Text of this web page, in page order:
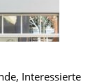
Interessierte